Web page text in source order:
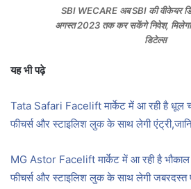
SBI WECARE अब SBI की वीकेयर
अगस्त 2023 तक कर सकेंगे निवेश, मिलेगा
डिटेल्स
यह भी पढ़े
Tata Safari Facelift मार्केट में आ रही है धूल
फीचर्स और स्टाइलिश लुक के साथ लेगी
MG Astor Facelift मार्केट में आ रही है भौकाल
फीचर्स और स्टाइलिश लुक के साथ लेगी जबरदस्त